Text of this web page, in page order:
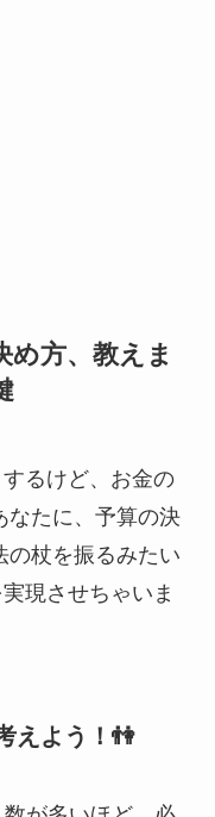
め方、教えま
るけど、お金の
たに、予算の決
の杖を振るみたい
現させちゃいま
えよう！👫